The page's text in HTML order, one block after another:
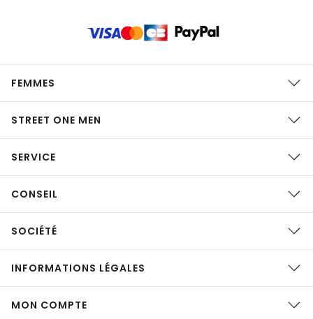
FEMMES
STREET ONE MEN
SERVICE
CONSEIL
SOCIÉTÉ
INFORMATIONS LÉGALES
MON COMPTE